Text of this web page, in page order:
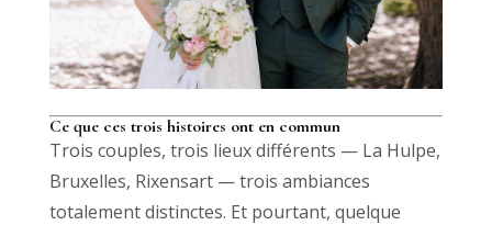
Ce que ces trois histoires ont en commun
Trois couples, trois lieux différents — La Hulpe,
Bruxelles, Rixensart — trois ambiances
totalement distinctes. Et pourtant, quelque